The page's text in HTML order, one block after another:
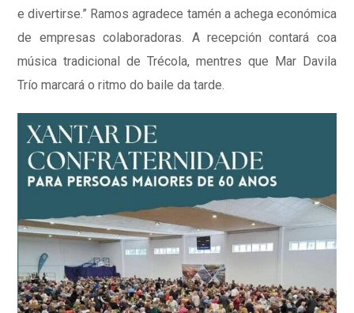
e divertirse.” Ramos agradece tamén a achega económica
de empresas colaboradoras. A recepción contará coa
música tradicional de Trécola, mentres que Mar Davila
Trío marcará o ritmo do baile da tarde.